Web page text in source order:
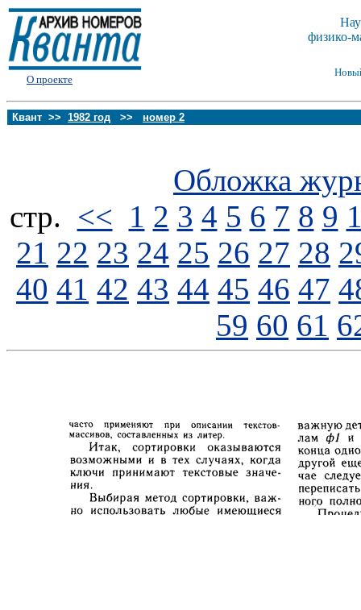
О проекте
физико-
Квант >> 1982 год >> номер 2
Обложка
стp. << 1 2 3 4 5 6 7 8 9
21 22 23 24 25 26 27 28
40 41 42 43 44 45 46 47
59 60 61